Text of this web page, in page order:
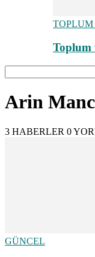
Toplum
Arin
3 HABERLER 0
GÜNCEL